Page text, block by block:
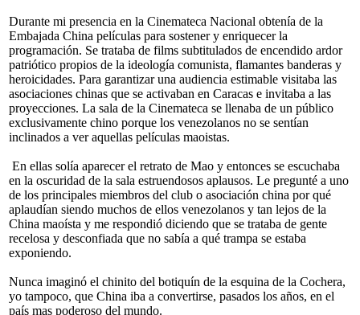
Durante mi presencia en la Cinemateca Nacional obtenía de la
Embajada China películas para sostener y enriquecer la
programación. Se trataba de films subtitulados de encendido ardor
patriótico propios de la ideología comunista, flamantes banderas y
heroicidades. Para garantizar una audiencia estimable visitaba las
asociaciones chinas que se activaban en Caracas e invitaba a las
proyecciones. La sala de la Cinemateca se llenaba de un público
exclusivamente chino porque los venezolanos no se sentían
inclinados a ver aquellas películas maoistas.
En ellas solía aparecer el retrato de Mao y entonces se escuchaba
en la oscuridad de la sala estruendosos aplausos. Le pregunté a uno
de los principales miembros del club o asociación china por qué
aplaudían siendo muchos de ellos venezolanos y tan lejos de la
China maoísta y me respondió diciendo que se trataba de gente
recelosa y desconfiada que no sabía a qué trampa se estaba
exponiendo.
Nunca imaginó el chinito del botiquín de la esquina de la Cochera,
yo tampoco, que China iba a convertirse, pasados los años, en el
país mas poderoso del mundo.